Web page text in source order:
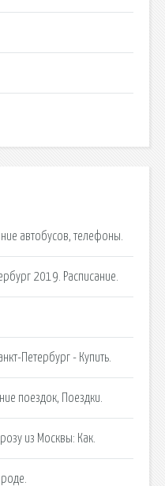
автобусов, телефоны.
2019. Расписание.
Петербург - Купить.
поездок, Поездки.
из Москвы: Как.